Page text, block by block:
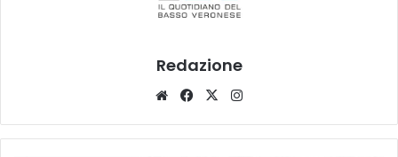
Redazione
WebsiteFacebook
X